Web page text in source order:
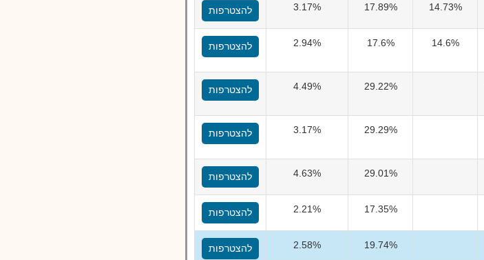
14.73%
17.89%
3.17% להצטרפות
14.6%
17.6%
2.94% להצטרפות
29.22%
4.49% להצטרפות
29.29%
3.17% להצטרפות
29.01%
4.63% להצטרפות
17.35%
2.21% להצטרפות
19.74%
2.58% להצטרפות